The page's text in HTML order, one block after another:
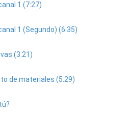
1 (7:27)
1 (Segundo) (6:35)
(3:21)
de materiales (5:29)